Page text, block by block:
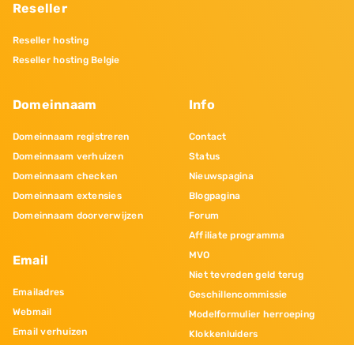
Reseller
Reseller hosting
Reseller hosting Belgie
Domeinnaam
Domeinnaam registreren
Domeinnaam verhuizen
Domeinnaam checken
Domeinnaam extensies
Domeinnaam doorverwijzen
Email
Emailadres
Webmail
Email verhuizen
Info
Contact
Status
Nieuwspagina
Blogpagina
Forum
Affiliate programma
MVO
Niet tevreden geld terug
Geschillencommissie
Modelformulier herroeping
Klokkenluiders